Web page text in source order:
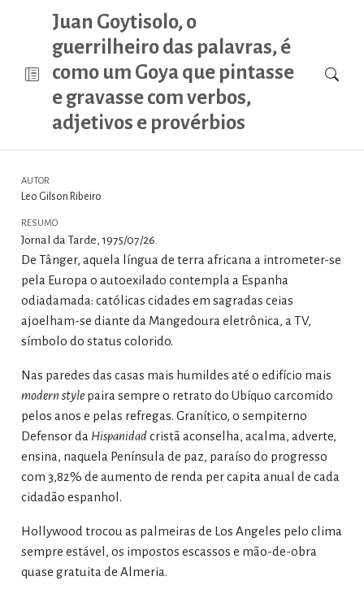
Juan Goytisolo, o
guerrilheiro das palavras, é
como um Goya que pintasse
e gravasse com verbos,
adjetivos e provérbios
AUTOR
Leo Gilson Ribeiro
RESUMO
Jornal da Tarde, 1975/07/26.
De Tânger, aquela língua de terra africana a intrometer-se
pela Europa o autoexilado contempla a Espanha
odiadamada: católicas cidades em sagradas ceias
ajoelham-se diante da Mangedoura eletrônica, a TV,
símbolo do status colorido.
Nas paredes das casas mais humildes até o edifício mais
modern stylepaira sempre o retrato do Ubíquo carcomido
pelos anos e pelas refregas. Granítico, o sempiterno
Defensor da Hispanidadcristã aconselha, acalma, adverte,
ensina, naquela Península de paz, paraíso do progresso
com 3,82% de aumento de renda per capita anual de cada
cidadão espanhol.
Hollywood trocou as palmeiras de Los Angeles pelo clima
sempre estável, os impostos escassos e mão-de-obra
quase gratuita de Almeria.